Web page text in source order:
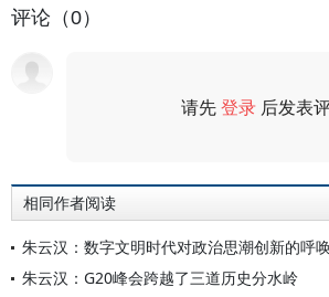
评论（0）
请先登录 后发表
相同作者阅读
朱云汉：数字文明时代对政治思潮创新的呼
朱云汉：G20峰会跨越了三道历史分水岭